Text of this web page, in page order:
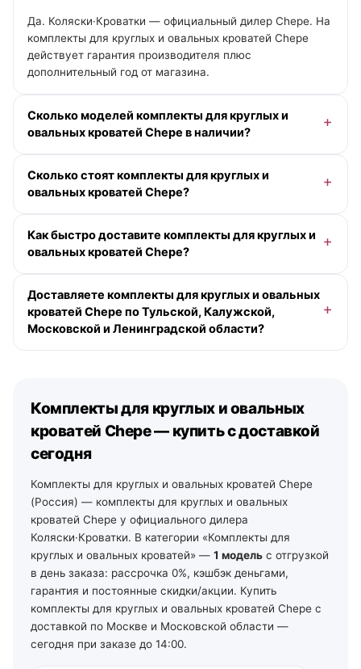
Да. Коляски·Кроватки — официальный дилер Chepe. На
комплекты для круглых и овальных кроватей Chepe
действует гарантия производителя плюс
дополнительный год от магазина.
Сколько моделей комплекты для круглых и
овальных кроватей Chepe в наличии?
кроватей» у Chepe — 1 модель. Актуальные цены и
помощь с выбором — у менеджера онлайн.
Сколько стоят комплекты для круглых и
овальных кроватей Chepe?
деньгами. Точную цену под вашу комплектацию
подскажет менеджер.
Как быстро доставите комплекты для круглых и
овальных кроватей Chepe?
13:00 в будний день доставим сегодня (если в
наличии), позже — на ближайший рабочий день,
бесплатно от 10 000 ₽ в пределах МКАД. По Санкт-
Доставляете комплекты для круглых и овальных
кроватей Chepe по Тульской, Калужской,
Московской и Ленинградской области?
Дзержинского, 35): самовывоз из зала на следующий
день после подтверждения заказа, доставка по городу
— от 490 ₽, по области — уточняйте у менеджеров. По
Ленинградской области — от 2 рабочих дней со своего
Комплекты для круглых и овальных
кроватей Chepe — купить с доставкой
сегодня
Комплекты для круглых и овальных кроватей Chepe
(Россия) — комплекты для круглых и овальных
кроватей Chepe у официального дилера
Коляски·Кроватки. В категории «Комплекты для
круглых и овальных кроватей» — 1 модель с отгрузкой
в день заказа: рассрочка 0%, кэшбэк деньгами,
гарантия и постоянные скидки/акции. Купить
комплекты для круглых и овальных кроватей Chepe с
доставкой по Москве и Московской области —
сегодня при заказе до 14:00.